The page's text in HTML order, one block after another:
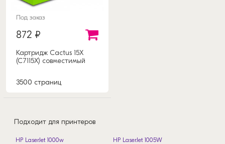
Под заказ
872 ₽
Картридж Cactus 15X
(C7115X) совместимый
3500 страниц
Подходит для принтеров
HP LaserJet 1000w
HP LaserJet 1005W